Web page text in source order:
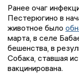
Ранее очаг
Пестерюгино в
животное было
марта, в селе
бешенства, в
Собака, ставшая
вакцинирована.